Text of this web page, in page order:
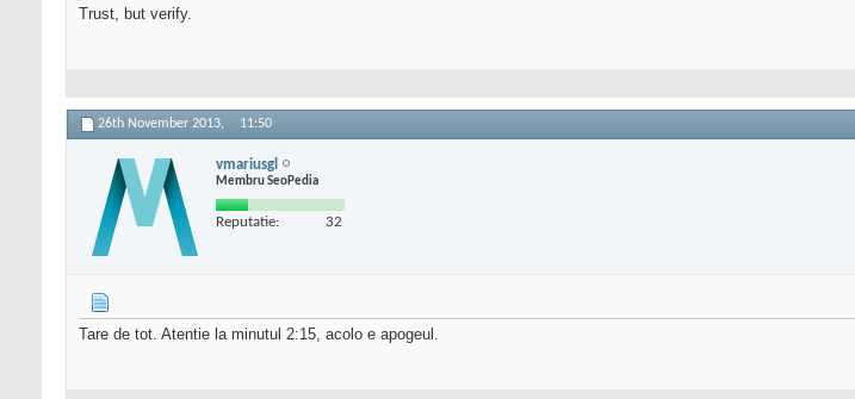
Trust, but verify.
26th November 2013, 11:50
vmariusgl
Membru SeoPedia
Reputatie: 32
Tare de tot. Atentie la minutul 2:15, acolo e apogeul.